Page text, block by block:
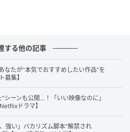
犯人が“友野なのでは”と疑っ
社に向かう。
り「最高だった」「名作
する他の記事
なたが“本気でおすすめしたい作品”を
募集】
シーンも公開…！「いい映像なのに」
ドラマ】
強い」バカリズム脚本“解禁され